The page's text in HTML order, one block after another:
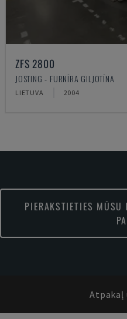
ZFS 2800
JOSTING - FURNĪRA GILJOTĪNA
LIETUVA 2004
PIERAKSTIETIES MŪSU
Atpakaļ